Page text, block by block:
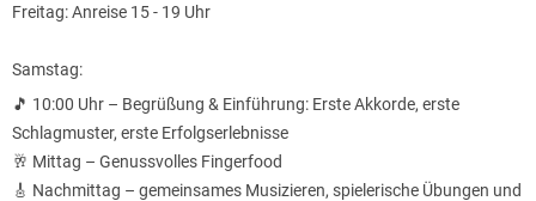
Freitag: Anreise 15 - 19 Uhr
Samstag:
🎵 10:00 Uhr – Begrüßung & Einführung: Erste Akkorde, erste
Schlagmuster, erste Erfolgserlebnisse
🥂 Mittag – Genussvolles Fingerfood
🎸 Nachmittag – gemeinsames Musizieren, spielerische Übungen und